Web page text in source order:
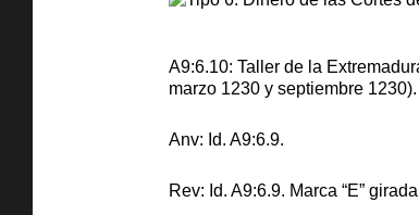
A9:6.10: Taller de la
marzo 1230 y septiembre
Anv: Id. A9:6.9.
Rev: Id. A9:6.9. Marca “E”